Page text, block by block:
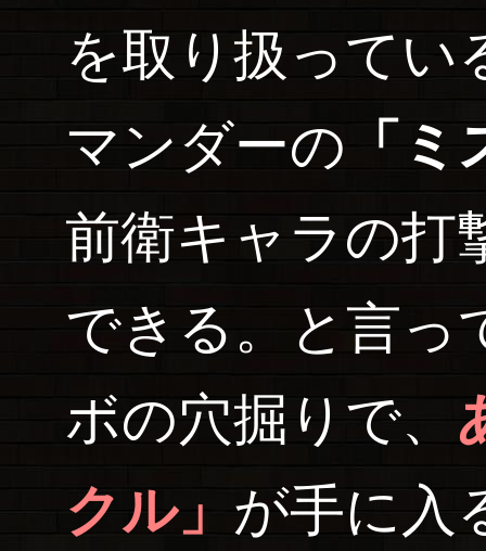
を取り扱ってい
マンダーの 「
前衛キャラの打
できる。と言っ
ボの穴掘りで、
クル」 が手に入